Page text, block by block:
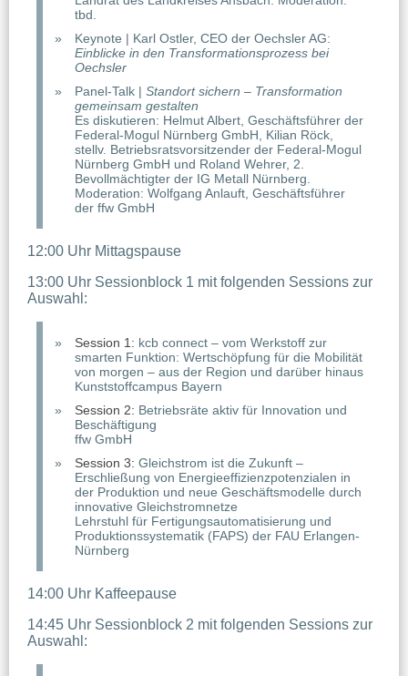
tbd.
Keynote | Karl Ostler, CEO der Oechsler AG:
Einblicke in den Transformationsprozess bei
Oechsler
Panel-Talk | Standort sichern – Transformation
gemeinsam gestalten
Es diskutieren: Helmut Albert, Geschäftsführer der
Federal-Mogul Nürnberg GmbH, Kilian Röck,
stellv. Betriebsratsvorsitzender der Federal-Mogul
Nürnberg GmbH und Roland Wehrer, 2.
Bevollmächtigter der IG Metall Nürnberg.
Moderation: Wolfgang Anlauft, Geschäftsführer
der ffw GmbH
12:00 Uhr Mittagspause
13:00 Uhr Sessionblock 1 mit folgenden Sessions zur
Auswahl:
Session 1: kcb connect – vom Werkstoff zur
smarten Funktion: Wertschöpfung für die Mobilität
von morgen – aus der Region und darüber hinaus
Kunststoffcampus Bayern
Session 2: Betriebsräte aktiv für Innovation und
Beschäftigung
ffw GmbH
Session 3: Gleichstrom ist die Zukunft –
Erschließung von Energieeffizienzpotenzialen in
der Produktion und neue Geschäftsmodelle durch
innovative Gleichstromnetze
Lehrstuhl für Fertigungsautomatisierung und
Produktionssystematik (FAPS) der FAU Erlangen-
Nürnberg
14:00 Uhr Kaffeepause
14:45 Uhr Sessionblock 2 mit folgenden Sessions zur
Auswahl: